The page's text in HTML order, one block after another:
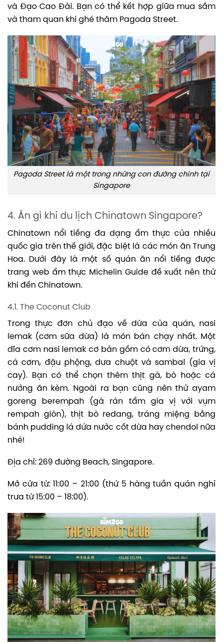
và Đạo Cao Đài. Bạn có thể kết hợp giữa mua sắm
và tham quan khi ghé thăm Pagoda Street.
Pagoda Street là một trong những con đường chính tại
Singapore
4. Ăn gì khi du lịch Chinatown Singapore?
Chinatown nổi tiếng đa dạng ẩm thực của nhiều
quốc gia trên thế giới, đặc biệt là các món ăn Trung
Hoa. Dưới đây là một số quán ăn nổi tiếng được
trang web ẩm thực Michelin Guide đề xuất nên thử
khi đến Chinatown.
4.1. The Coconut Club
Trong thực đơn chủ đạo về dừa của quán, nasi
lemak (cơm sữa dừa) là món bán chạy nhất. Một
dĩa cơm nasi lemak cơ bản gồm có cơm dừa, trứng,
cá cơm, đậu phộng, dưa chuột và sambal (gia vị
cay). Bạn có thể chọn thêm thịt gà, bò hoặc cá
nướng ăn kèm. Ngoài ra bạn cũng nên thử ayam
goreng berempah (gà rán tẩm gia vị với vụm
rempah giòn), thịt bò redang, tráng miệng bằng
bánh pudding lá dứa nước cốt dừa hay chendol nữa
nhé!
Địa chỉ: 269 đường Beach, Singapore.
Mở cửa từ: 11:00 – 21:00 (thứ 5 hàng tuần quán nghỉ
trưa từ 15:00 – 18:00).